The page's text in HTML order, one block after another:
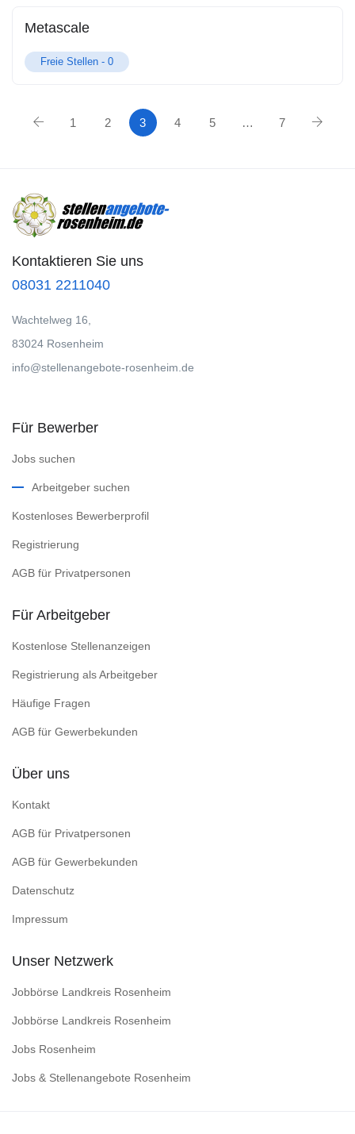
Metascale
Freie Stellen - 0
1 2 3 4 5 … 7
Kontaktieren Sie uns
08031 2211040
Wachtelweg 16,
83024 Rosenheim
info@stellenangebote-rosenheim.de
Für Bewerber
Jobs suchen
Arbeitgeber suchen
Kostenloses Bewerberprofil
Registrierung
AGB für Privatpersonen
Für Arbeitgeber
Kostenlose Stellenanzeigen
Registrierung als Arbeitgeber
Häufige Fragen
AGB für Gewerbekunden
Über uns
Kontakt
AGB für Privatpersonen
AGB für Gewerbekunden
Datenschutz
Impressum
Unser Netzwerk
Jobbörse Landkreis Rosenheim
Jobbörse Landkreis Rosenheim
Jobs Rosenheim
Jobs & Stellenangebote Rosenheim